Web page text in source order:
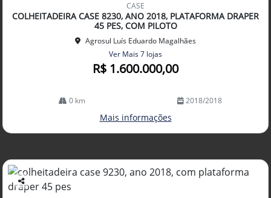
arti
lhe
CASE
COLHEITADEIRA CASE 8230, ANO 2018, PLATAFORMA DRAPER
45 PES, COM PILOTO
Agrosul Luís Eduardo Magalhães
Ver Mais 7 lojas
R$ 1.600.000,00
0 km 2018/2018
Mais informações
Co